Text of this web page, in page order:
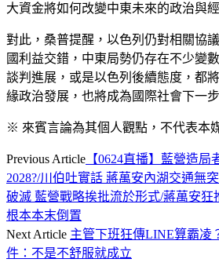
大資金將如何改變中東未來的政治與
對此，桑普提醒，以色列仍對相關協
國利益交錯，中東局勢仍存在不少變
談判進展，或是以色列後續態度，都
緣政治發展，也將成為國際社會下一
※ 來賓言論為其個人觀點，不代表本
Previous Article 【0624直播】藍營造
2028?/川伯吐實話 蔣萬安內湖交通無
破滅 藍營戰略挨批流於形式/蔣萬安狂
根本本末倒置
Next Article 主管下班狂傳LINE算霸凌
件：不是不舒服就成立